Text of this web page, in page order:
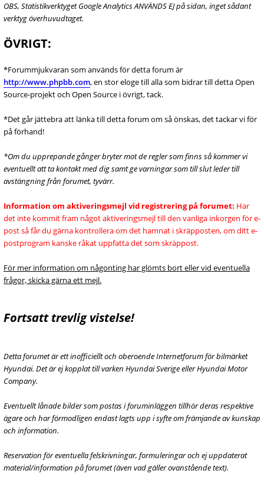
OBS, Statistikverktyget Google Analytics ANVÄNDS EJ på sidan, inget sådant
verktyg överhuvudtaget.
ÖVRIGT:
*Forummjukvaran som används för detta forum är
http://www.phpbb.com, en stor eloge till alla som bidrar till detta Open
Source-projekt och Open Source i övrigt, tack.
*Det går jättebra att länka till detta forum om så önskas, det tackar vi för
på förhand!
*Om du upprepande gånger bryter mot de regler som finns så kommer vi
eventuellt att ta kontakt med dig samt ge varningar som till slut leder till
avstängning från forumet, tyvärr.
Information om aktiveringsmejl vid registrering på forumet: Har
det inte kommit fram något aktiveringsmejl till den vanliga inkorgen för e-
post så får du gärna kontrollera om det hamnat i skräpposten, om ditt e-
postprogram kanske råkat uppfatta det som skräppost.
För mer information om någonting har glömts bort eller vid eventuella
frågor, skicka gärna ett mejl.
Fortsatt trevlig vistelse!
Detta forumet är ett inofficiellt och oberoende Internetforum för bilmärket
Hyundai. Det är ej kopplat till varken Hyundai Sverige eller Hyundai Motor
Company.
Eventuellt lånade bilder som postas i foruminläggen tillhör deras respektive
ägare och har förmodligen endast lagts upp i syfte om främjande av kunskap
och information.
Reservation för eventuella felskrivningar, formuleringar och ej uppdaterat
material/information på forumet (även vad gäller ovanstående text).